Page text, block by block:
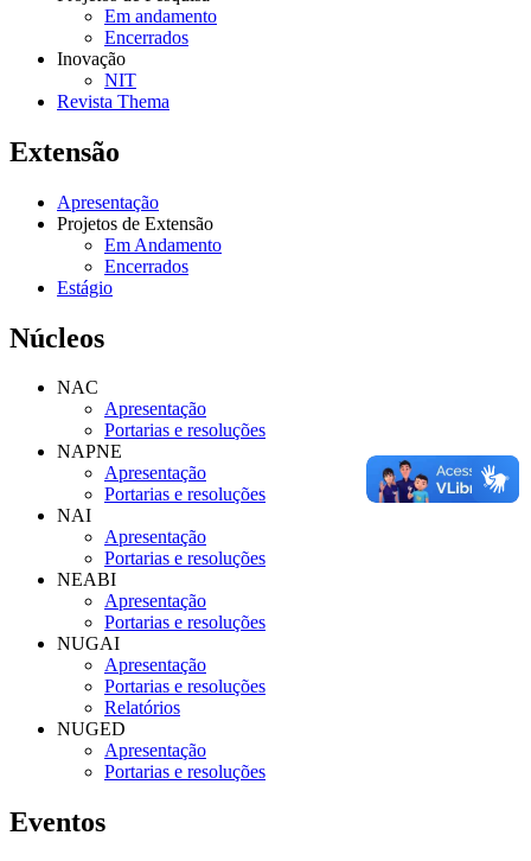
Em andamento
Encerrados
Inovação
NIT
Revista Thema
Extensão
Apresentação
Projetos de Extensão
Em Andamento
Encerrados
Estágio
Núcleos
NAC
Apresentação
Portarias e resoluções
NAPNE
Apresentação
Portarias e resoluções
NAI
Apresentação
Portarias e resoluções
NEABI
Apresentação
Portarias e resoluções
NUGAI
Apresentação
Portarias e resoluções
Relatórios
NUGED
Apresentação
Portarias e resoluções
Eventos